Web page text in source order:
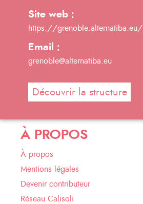
Site web :
https://grenoble.alternatiba.eu/
Email :
grenoble@alternatiba.eu
Découvrir la structure
À PROPOS
À propos
Mentions légales
Devenir contributeur
Réseau Calisoli